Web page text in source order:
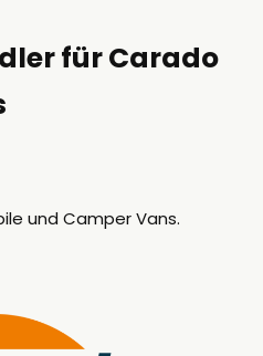
für Carado
und Camper Vans.